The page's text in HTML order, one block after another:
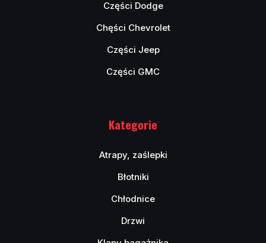
Części Dodge
Chęści Chevrolet
Części Jeep
Części GMC
Kategorie
Atrapy, zaślepki
Błotniki
Chłodnice
Drzwi